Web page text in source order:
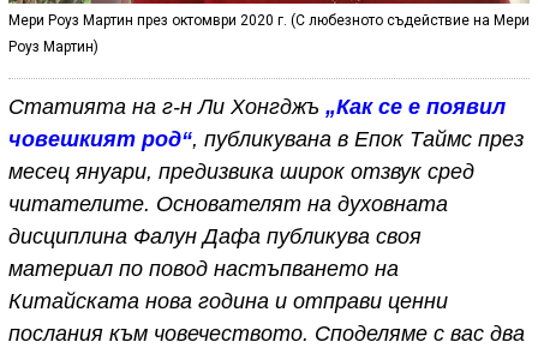
Мери Роуз Мартин през октомври 2020 г. (С любезното съдействие на Мери
Роуз Мартин)
Статията на г-н Ли Хонгджъ „Как се е появил
човешкият род“, публикувана в Епок Таймс през
месец януари, предизвика широк отзвук сред
читателите. Основателят на духовната
дисциплина Фалун Дафа публикува своя
материал по повод настъпването на
Китайската нова година и отправи ценни
послания към човечеството. Споделяме с вас два